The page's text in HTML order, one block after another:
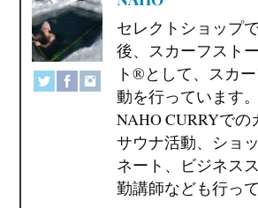
セレクトショップ
後、スカーフスト
ト®として、スカ
動を行っています。
NAHO CURRYでの
サウナ活動、ショ
ネート、ビジネス
勤講師なども行って